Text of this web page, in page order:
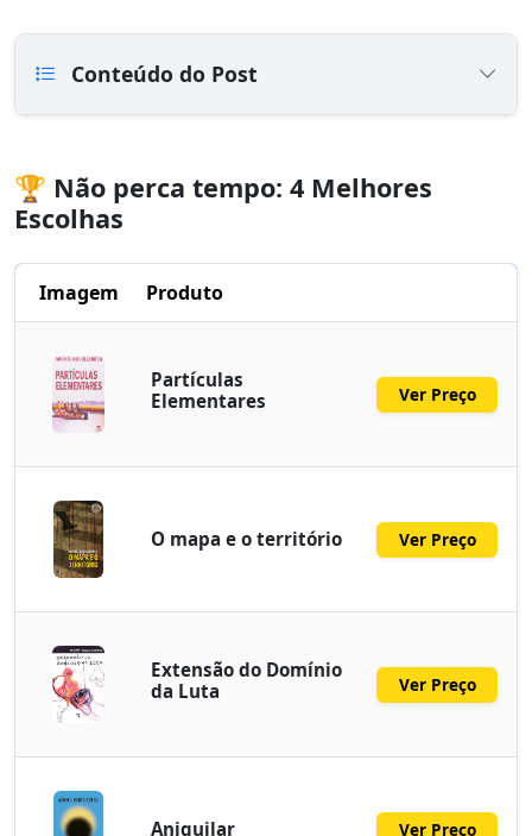
Conteúdo do Post
🏆 Não perca tempo: 4 Melhores
Escolhas
Imagem Produto
Partículas
Elementares
Ver Preço
O mapa e o território Ver Preço
Extensão do Domínio
da Luta
Ver Preço
Aniquilar Ver Preço